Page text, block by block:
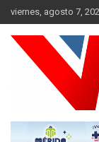
Saltar
al
contenido
viernes, agosto 7,
Vector